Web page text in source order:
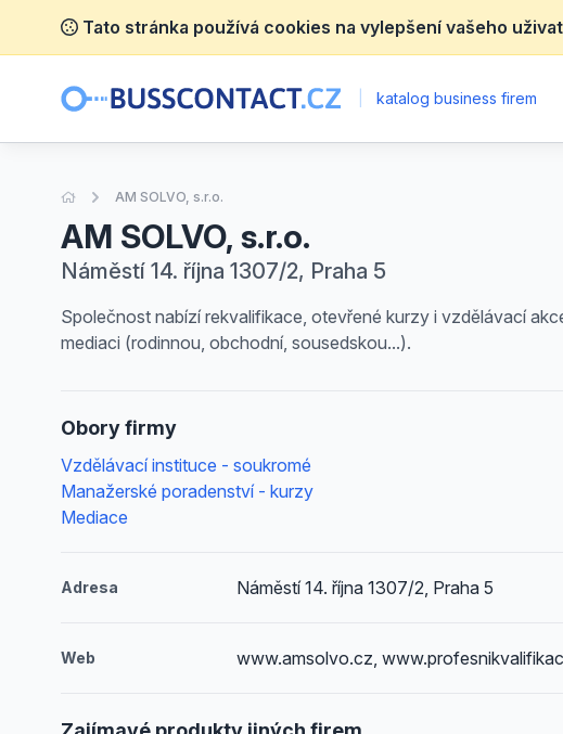
Tato stránka používá cookies na vylepšení vašeho
katalog business firem
Úvodní stránka
AM SOLVO, s.r.o.
AM SOLVO, s.r.o.
Náměstí 14. října 1307/2, Praha 5
Společnost nabízí rekvalifikace, otevřené kurzy i vzdělávací
mediaci (rodinnou, obchodní, sousedskou...).
Obory firmy
Vzdělávací instituce - soukromé
Manažerské poradenství - kurzy
Mediace
Adresa Náměstí 14. října 1307/2, Praha 5
Web www.amsolvo.cz,